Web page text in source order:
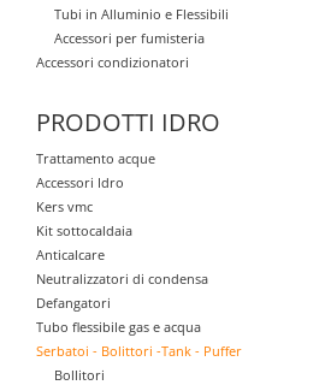
Tubi in Alluminio e Flessibili
Accessori per fumisteria
Accessori condizionatori
PRODOTTI IDRO
Trattamento acque
Accessori Idro
Kers vmc
Kit sottocaldaia
Anticalcare
Neutralizzatori di condensa
Defangatori
Tubo flessibile gas e acqua
Serbatoi - Bolittori -Tank - Puffer
Bollitori